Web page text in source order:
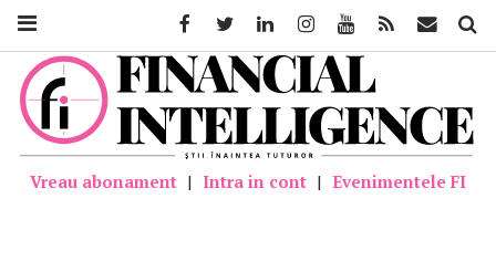
Vreau abonament | Intra in cont | Evenimentele FI
FacebookTwitter LinkedinInstagramYoutube Feed Mail